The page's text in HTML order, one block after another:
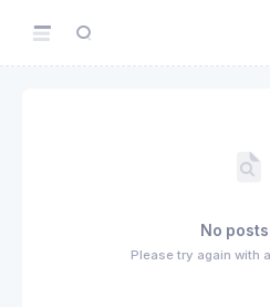
No
Please try again with